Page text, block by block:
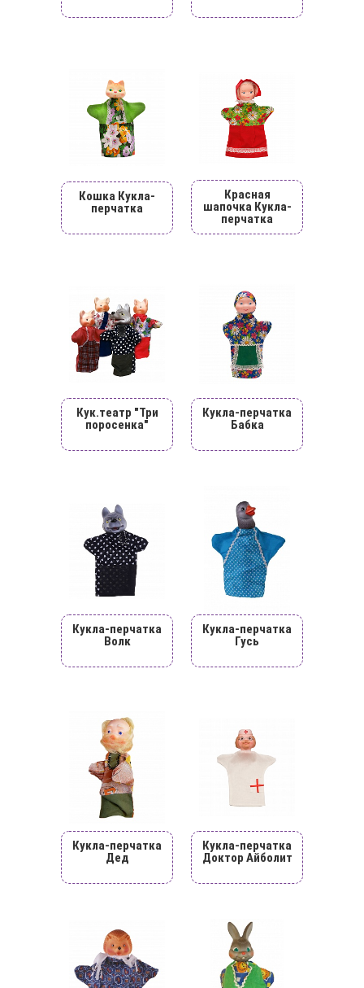
Кошка Кукла-
перчатка
Красная
шапочка Кукла-
перчатка
Кук.театр "Три
поросенка"
Кукла-перчатка
Бабка
Кукла-перчатка
Волк
Кукла-перчатка
Гусь
Кукла-перчатка
Дед
Кукла-перчатка
Доктор Айболит